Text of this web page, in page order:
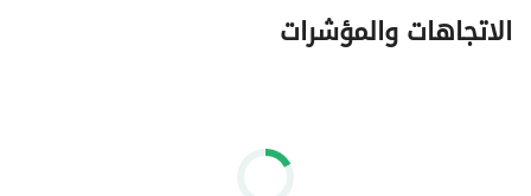
الاتجاهات والمؤشرات